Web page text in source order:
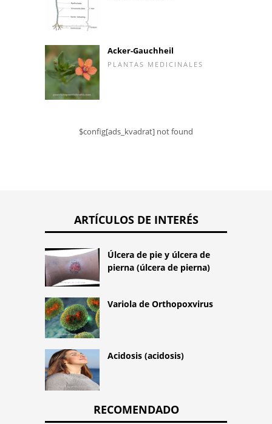
Acker-Gauchheil
PLANTAS MEDICINALES
$config[ads_kvadrat] not found
ARTÍCULOS DE INTERÉS
Úlcera de pie y úlcera de
pierna (úlcera de pierna)
Variola de Orthopoxvirus
Acidosis (acidosis)
RECOMENDADO